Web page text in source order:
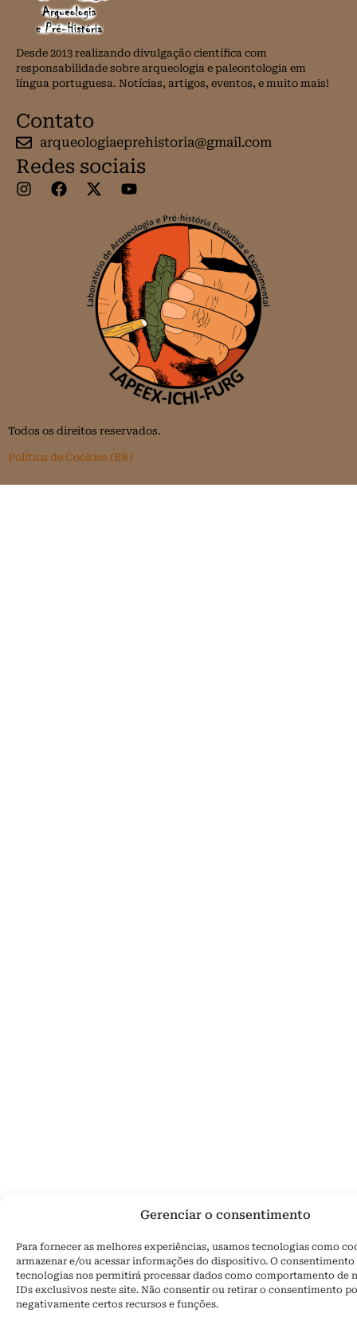
Gerenciar o consentimento
Para fornecer as melhores experiências, usamos tecnologias como
armazenar e/ou acessar informações do dispositivo. O consentimento
tecnologias nos permitirá processar dados como comportamento de
IDs exclusivos neste site. Não consentir ou retirar o consentimento
negativamente certos recursos e funções.
Desde 2013 realizando divulgação científica com
responsabilidade sobre arqueologia e paleontologia em
língua portuguesa. Notícias, artigos, eventos, e muito mais!
Contato
arqueologiaeprehistoria@gmail.com
Redes sociais
Todos os direitos reservados.
Política de Cookies (BR)